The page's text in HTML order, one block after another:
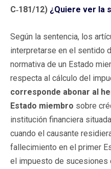
C‑181/12) ¿Quiere ver la
Según la sentencia, los
interpretarse en el sentido
normativa de un Estado
respecta al cálculo del
corresponde abonar al
Estado miembro sobre
institución financiera
cuando el causante
fallecimiento en el primer
el impuesto de